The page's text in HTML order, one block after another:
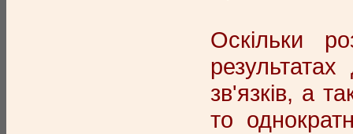
Оскільки
зв'язків, а
то